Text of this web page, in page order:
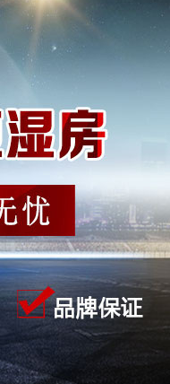
工业烘箱